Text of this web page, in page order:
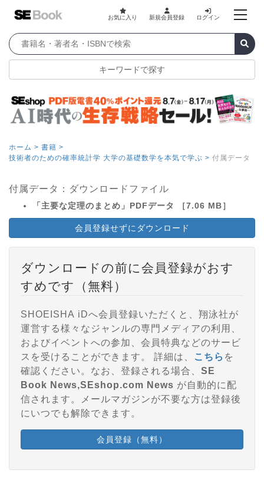
お気に入り 新規会員登録 ログイン
キーワードで探す
ホーム > 書籍 >
技術者のための確率統計学 大学の基礎数学を本気で学ぶ > 付属データ
付属データ：ダウンロードファイル
「主要な定理のまとめ」PDFデータ ［7.06 MB］
会員登録せずにダウンロード
ダウンロードの前に会員登録がおす
すめです（無料）
SHOEISHA iDへ会員登録いただくと、翔泳社が
運営する様々なジャンルの専門メディアの利用、
およびイベントへの参加、会員特典などのサービ
スを受けることができます。 詳細は、
こちら を
確認ください。なお、登録される場合、 SE
Book News,SEshop.com News が自動的に配
信されます。メールマガジンが不要な方は登録後
にいつでも解除できます。
会員登録（無料）